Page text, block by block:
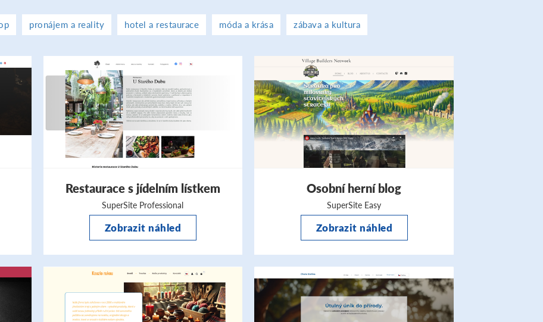
pronájem a reality hotel a restaurace móda a krása zábava a kultura
Restaurace s jídelním lístkem
SuperSite Professional
Zobrazit náhled
Osobní herní blog
SuperSite Easy
Zobrazit náhled